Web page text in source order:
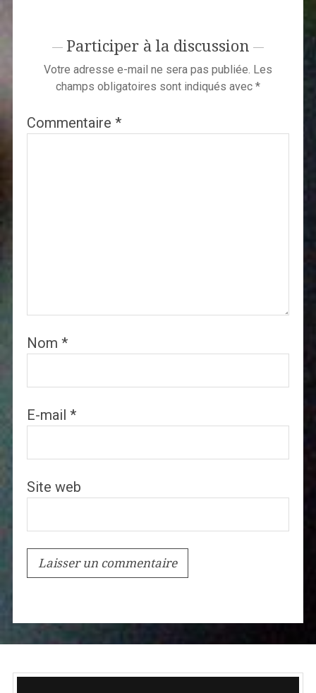
Participer à la discussion
Votre adresse e-mail ne sera pas publiée. Les
champs obligatoires sont indiqués avec *
Commentaire *
Nom *
E-mail *
Site web